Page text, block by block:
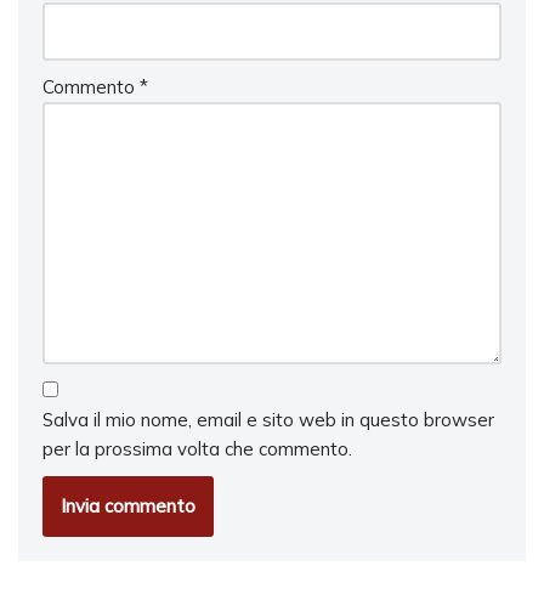
Commento *
Salva il mio nome, email e sito web in questo browser
per la prossima volta che commento.